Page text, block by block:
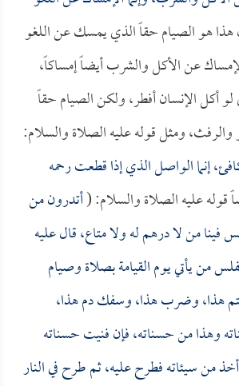
هذا هو الصيام حقاً الذي يمسك عن اللغو
عن الأكل والشرب أيضاً إمساكاً،
أكل الإنسان أفطر، ولكن الصيام حقاً
ومثل قوله عليه الصلاة والسلام:
إنما الواصل الذي إذا قطعت رحمه
قوله عليه الصلاة والسلام: (أتدرون من
فينا من لا درهم له ولا متاع، قال عليه
من يأتي يوم القيامة بصلاة وصيام
هذا، وضرب هذا، وسفك دم هذا،
وهذا من حسناته، فإن فنيت حسناته
من سيئاته فطرح عليه، ثم طرح في النار